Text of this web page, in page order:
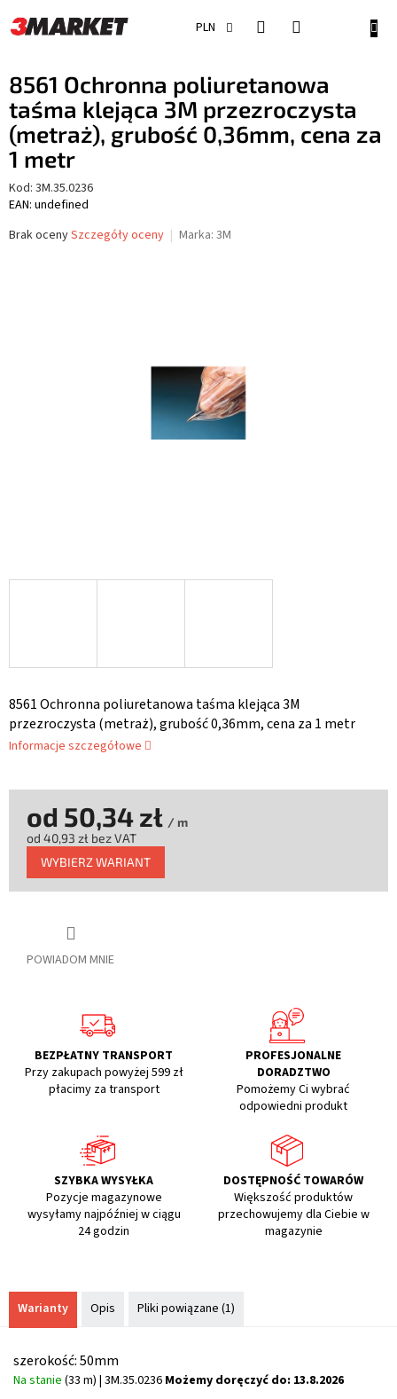
do
treści
PLN
8561 Ochronna poliuretanowa
taśma klejąca 3M przezroczysta
(metraż), grubość 0,36mm, cena za
1 metr
Kod: 3M.35.0236
EAN: undefined
Średnia
Brak ocenySzczegóły oceny Marka: 3M
8561 Ochronna poliuretanowa taśma klejąca 3M
przezroczysta (metraż), grubość 0,36mm, cena za 1 metr
Informacje szczegółowe
POWIADOM MNIE
od 50,34 zł / m
od 40,93 zł bez VAT
Cena
jednostkowa:
WYBIERZ WARIANT
BEZPŁATNY TRANSPORT
Przy zakupach powyżej 599 zł
płacimy za transport
PROFESJONALNE
DORADZTWO
Pomożemy Ci wybrać
odpowiedni produkt
SZYBKA WYSYŁKA
Pozycje magazynowe
wysyłamy najpóźniej w ciągu
24 godzin
DOSTĘPNOŚĆ TOWARÓW
Większość produktów
przechowujemy dla Ciebie w
magazynie
Warianty Opis Pliki powiązane (1)
szerokość: 50mm
Na stanie (33 m) | 3M.35.0236 Możemy doręczyć do: 13.8.2026